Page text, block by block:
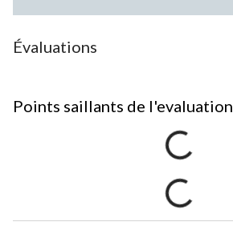
Évaluations
Points saillants de l'evaluation